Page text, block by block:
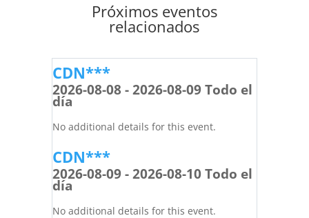
Próximos eventos
relacionados
CDN***
2026-08-08 - 2026-08-09 Todo el
día
No additional details for this event.
CDN***
2026-08-09 - 2026-08-10 Todo el
día
No additional details for this event.